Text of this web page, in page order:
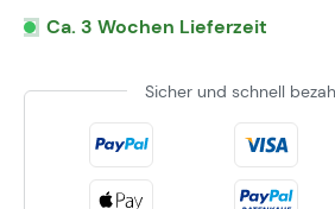
Ca. 3 Wochen Lieferzeit
Sicher und schnell